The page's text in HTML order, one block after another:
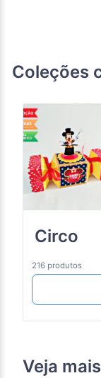
Coleções
Circo
216 produtos
Veja